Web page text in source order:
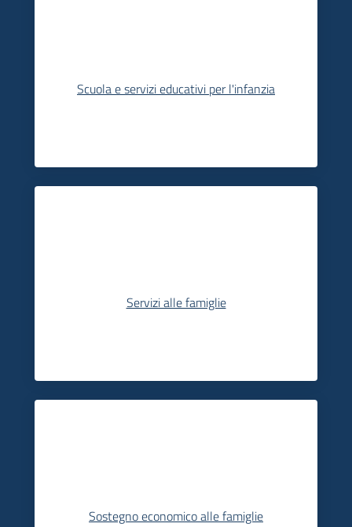
Scuola e servizi educativi per l'infanzia
Servizi alle famiglie
Sostegno economico alle famiglie